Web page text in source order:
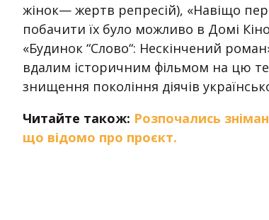
жінок— жертв репресій), «Навіщо
побачити їх було можливо в Домі
«Будинок “Слово“: Нескінчений
вдалим історичним фільмом на цю
знищення покоління діячів
Читайте також: Розпочались
що відомо про проєкт.